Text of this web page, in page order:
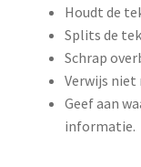
Houdt de
Splits de
Schrap
Verwijs niet
Geef aan
informatie.